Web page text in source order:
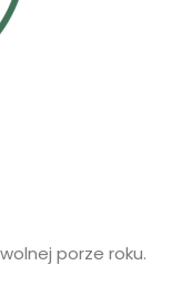
porze roku.